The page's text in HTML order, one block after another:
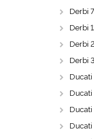
Derbi
Derbi
Derbi
Derbi
Ducati
Ducati
Ducati